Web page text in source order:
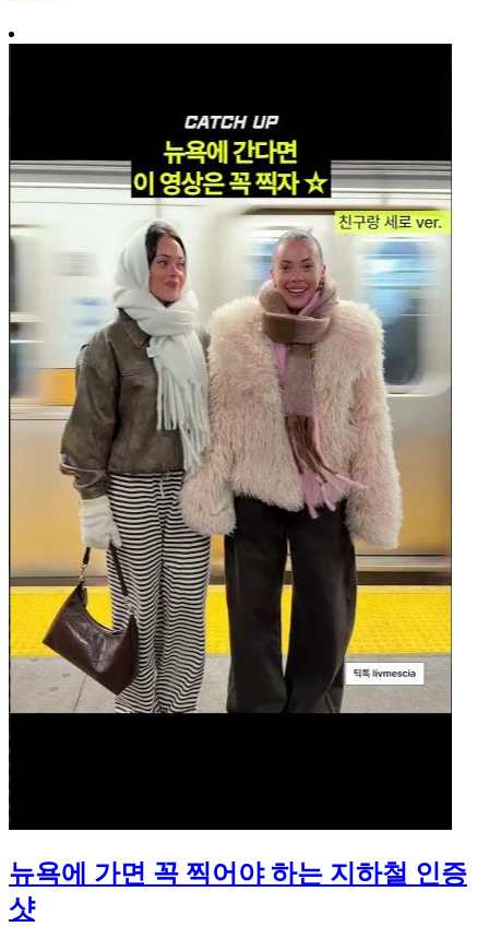
뉴욕에 가면 꼭 찍어야 하는 지하철 인증
샷